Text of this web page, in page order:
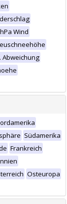
Wind
Abweichung
Südamerika
Frankreich
Osteuropa